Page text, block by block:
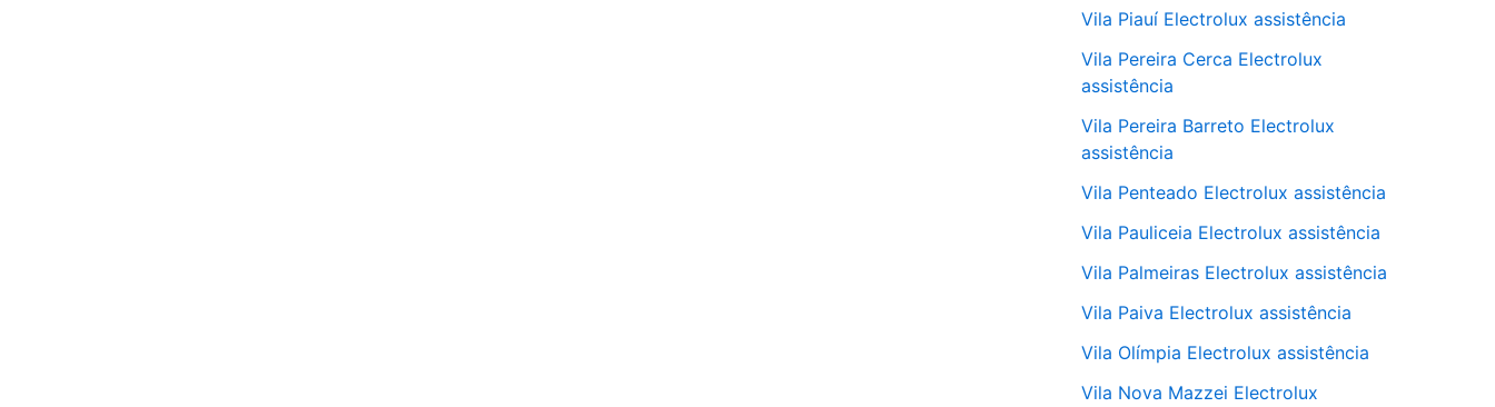
Vila Piauí Electrolux assistência
Vila Pereira Cerca Electrolux
assistência
Vila Pereira Barreto Electrolux
assistência
Vila Penteado Electrolux assistência
Vila Pauliceia Electrolux assistência
Vila Palmeiras Electrolux assistência
Vila Paiva Electrolux assistência
Vila Olímpia Electrolux assistência
Vila Nova Mazzei Electrolux